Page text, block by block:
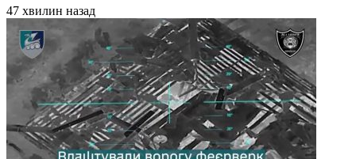
47 хвилин назад